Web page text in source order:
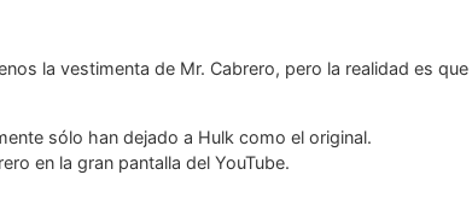
la vestimenta de Mr. Cabrero, pero la realidad es
sólo han dejado a Hulk como el original.
en la gran pantalla del YouTube.